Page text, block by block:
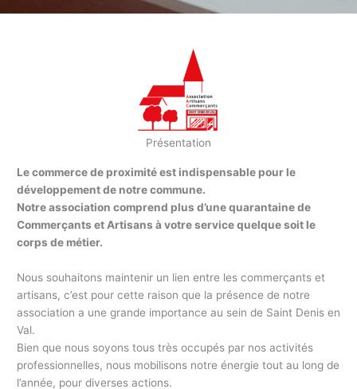
Présentation
Le commerce de proximité est indispensable pour le
développement de notre commune.
Notre association comprend plus d’une quarantaine de
Commerçants et Artisans à votre service quelque soit le
corps de métier.
Nous souhaitons maintenir un lien entre les commerçants et
artisans, c’est pour cette raison que la présence de notre
association a une grande importance au sein de Saint Denis en
Val.
Bien que nous soyons tous très occupés par nos activités
professionnelles, nous mobilisons notre énergie tout au long de
l’année, pour diverses actions.